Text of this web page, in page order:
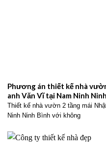
Phương án thiết kế nhà
anh Văn Vĩ tại Nam Ninh
Thiết kế nhà vườn 2 tầng mái
Ninh Ninh Bình với không